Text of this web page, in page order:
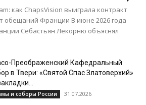
как ChapsVision выиграла контракт
обещаний Франции В июне 2026 года
Себастьян Лекорню объяснял
Преображенский Кафедральный
в Твери: «Святой Спас Златоверхий»
и соборы России 31.07.2026